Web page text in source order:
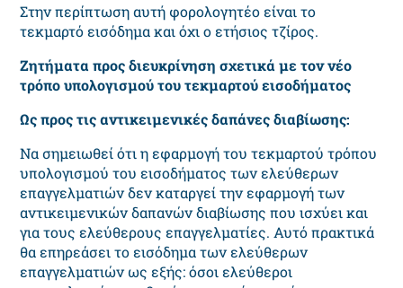
Στην περίπτωση αυτή φορολογητέο είναι το
τεκμαρτό εισόδημα και όχι ο ετήσιος τζίρος.
Ζητήματα προς διευκρίνηση σχετικά με τον νέο
τρόπο υπολογισμού του τεκμαρτού εισοδήματος
Ως προς τις αντικειμενικές δαπάνες διαβίωσης:
Να σημειωθεί ότι η εφαρμογή του τεκμαρτού τρόπου
υπολογισμού του εισοδήματος των ελεύθερων
επαγγελματιών δεν καταργεί την εφαρμογή των
αντικειμενικών δαπανών διαβίωσης που ισχύει και
για τους ελεύθερους επαγγελματίες. Αυτό πρακτικά
θα επηρεάσει το εισόδημα των ελεύθερων
επαγγελματιών ως εξής: όσοι ελεύθεροι